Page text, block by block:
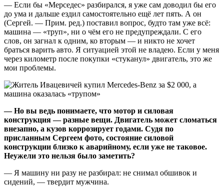
— Если бы «Мерседес» разбирался, я уже сам доводил бы его
до ума и дальше ездил самостоятельно ещё лет пять. А он
(Сергей. — Прим. ред.) поставил вопрос, будто там уже всё:
машина — «труп», ни о чём его не предупреждали. С его
слов, он загнал к одним, ко вторым — и никто не хочет
браться варить авто. Я ситуацией этой не владею. Если у меня
через километр после покупки «стуканул» двигатель, это же
мои проблемы.
— Но вы ведь понимаете, что мотор и силовая
конструкция — разные вещи. Двигатель может сломаться
внезапно, а кузов коррозирует годами. Судя по
присланным Сергеем фото, состояние силовой
конструкции близко к аварийному, если уже не таковое.
Неужели это нельзя было заметить?
— Я машину ни разу не разбирал: не снимал обшивок и
сидений, — твердит мужчина.